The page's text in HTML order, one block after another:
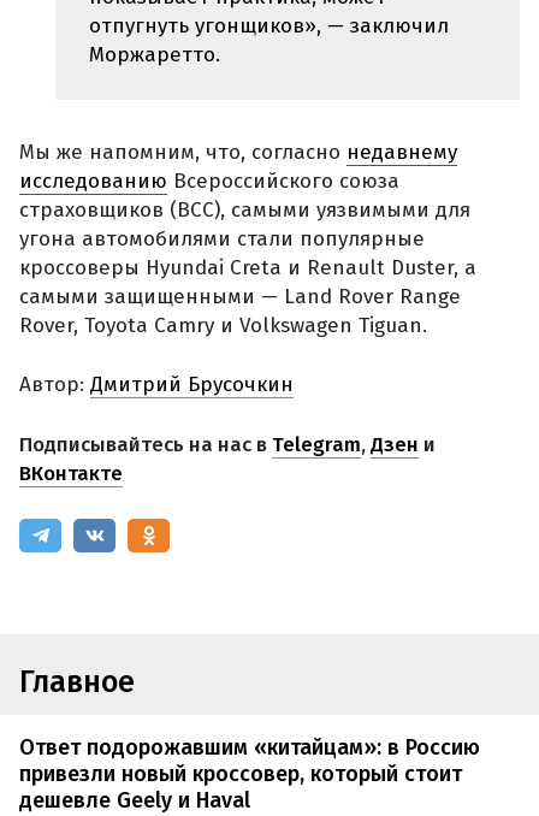
отпугнуть угонщиков», — заключил
Моржаретто.
Мы же напомним, что, согласно недавнему
исследованию Всероссийского союза
страховщиков (ВСС), самыми уязвимыми для
угона автомобилями стали популярные
кроссоверы Hyundai Creta и Renault Duster, а
самыми защищенными — Land Rover Range
Rover, Toyota Camry и Volkswagen Tiguan.
Автор: Дмитрий Брусочкин
Подписывайтесь на нас в Telegram,Дзен и
ВКонтакте
Главное
Ответ подорожавшим «китайцам»: в Россию
привезли новый кроссовер, который стоит
дешевле Geely и Haval